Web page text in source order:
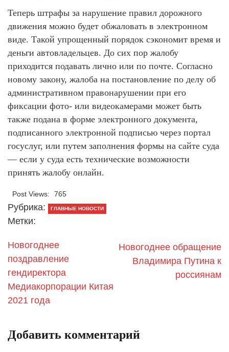
Теперь штрафы за нарушение правил дорожного
движения можно будет обжаловать в электронном
виде. Такой упрощенный порядок сэкономит время и
деньги автовладельцев. До сих пор жалобу
приходится подавать лично или по почте. Согласно
новому закону, жалоба на постановление по делу об
административном правонарушении при его
фиксации фото- или видеокамерами может быть
также подана в форме электронного документа,
подписанного электронной подписью через портал
госуслуг, или путем заполнения формы на сайте суда
— если у суда есть технические возможности
принять жалобу онлайн.
Post Views: 765
Рубрика: ГЛАВНЫЕ НОВОСТИ
Метки:
Новогоднее
поздравление
гендиректора
Медиакорпорации Китая
2021 года
Новогоднее обращение
Владимира Путина к
россиянам
Добавить комментарий